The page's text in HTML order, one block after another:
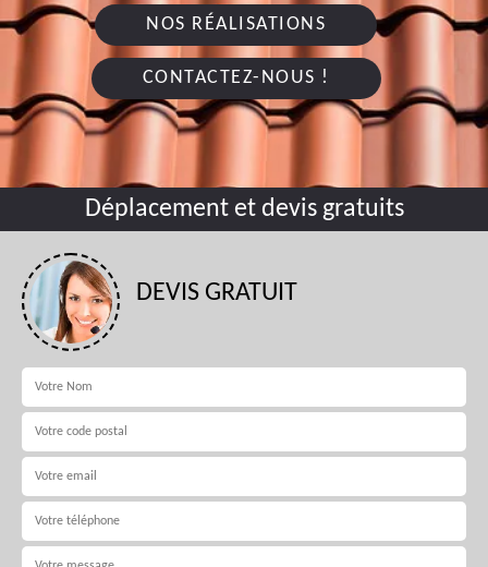
NOS RÉALISATIONS
CONTACTEZ-NOUS !
Déplacement et devis gratuits
DEVIS GRATUIT